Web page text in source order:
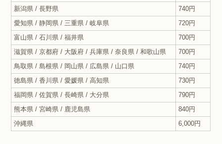
新潟県 / 長野県
740円
愛知県 / 静岡県 / 三重県 / 岐阜県
720円
富山県 / 石川県 / 福井県
700円
滋賀県 / 京都府 / 大阪府 / 兵庫県 / 奈良県 / 和歌山県
700円
鳥取県 / 島根県 / 岡山県 / 広島県 / 山口県
740円
徳島県 / 香川県 / 愛媛県 / 高知県
730円
福岡県 / 佐賀県 / 長崎県 / 大分県
790円
熊本県 / 宮崎県 / 鹿児島県
840円
沖縄県
6,000円